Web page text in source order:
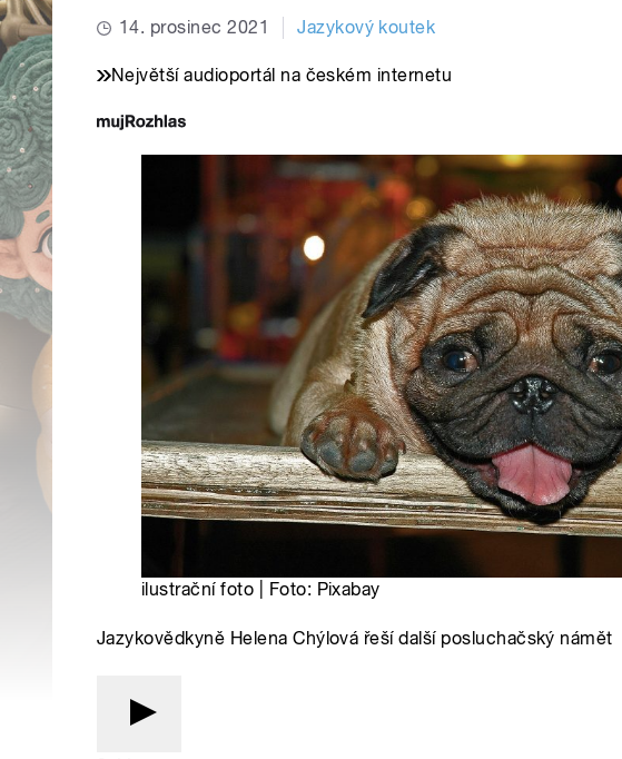
14. prosinec 2021 Jazykový koutek
Největší audioportál na českém internetu
ilustrační foto | Foto: Pixabay
Jazykovědkyně Helena Chýlová řeší další posluchačský námět